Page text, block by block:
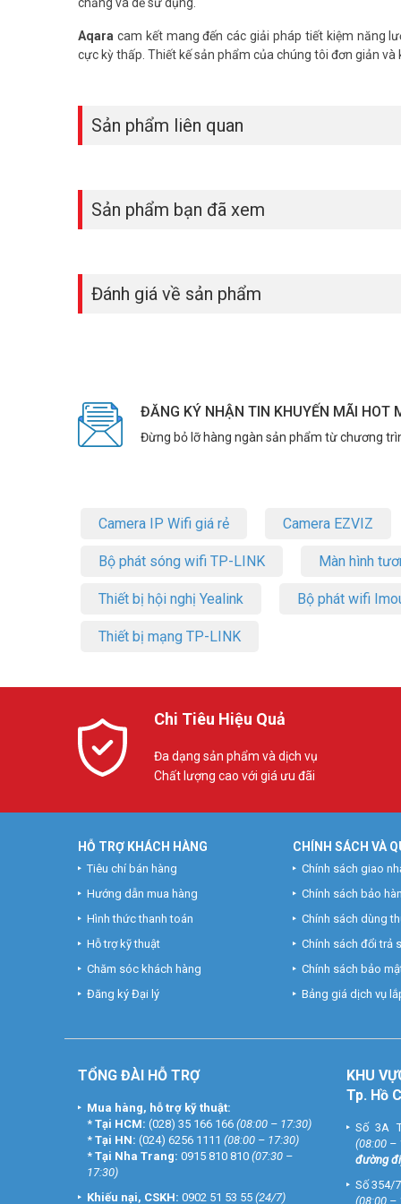
– Mã sản phẩm: JT-BZ-03AQ/A
– Giao tiếp bằng sóng Zigbee 3.0
– Cảnh báo khi phát hiện khí Metan
– Bảo hành: 12 tháng.
Đặt mua hàng Online ngay hôm nay để được hỗ trợ giá
Aqara cam kết mang đến các giải pháp tiết kiệm năng
cực kỳ thấp. Thiết kế sản phẩm của chúng tôi đơn giản và
Sản phẩm liên quan
Sản phẩm bạn đã xem
Đánh giá về sản phẩm
ĐĂNG KÝ NHẬN TIN KHUYẾN MÃI HOT
Đừng bỏ lỡ hàng ngàn sản phẩm từ chương
Camera IP Wifi giá rẻ Camera EZVIZ
Bộ phát sóng wifi TP-LINK Màn hình
Thiết bị hội nghị Yealink Bộ phát wifi
Thiết bị mạng TP-LINK
Chi Tiêu Hiệu Quả
Đa dạng sản phẩm và dịch vụ
Chất lượng cao với giá ưu đãi
HỖ TRỢ KHÁCH HÀNG
Tiêu chí bán hàng
Hướng dẫn mua hàng
Hình thức thanh toán
Hỗ trợ kỹ thuật
Chăm sóc khách hàng
Đăng ký Đại lý
CHÍNH SÁCH VÀ
Chính sách giao
Chính sách bảo
Chính sách dùng
Chính sách đổi trả
Chính sách bảo
Bảng giá dịch vụ
TỔNG ĐÀI HỖ TRỢ
Mua hàng, hỗ trợ kỹ thuật:
* Tại HCM: (028) 35 166 166 (08:00 – 17:30)
* Tại HN: (024) 6256 1111 (08:00 – 17:30)
* Tại Nha Trang: 0915 810 810 (07:30 –
17:30)
Khiếu nại, CSKH: 0902 51 53 55 (24/7)
KHU
Tp. Hồ
Số 3A
(08:00 –
đường đi
Số 354/
(08:00 –